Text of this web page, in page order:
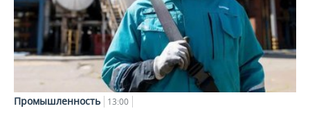
Промышленность 13:00